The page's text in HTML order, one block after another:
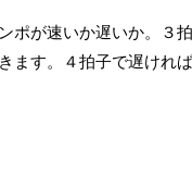
ポが速いか遅いか。３
ます。４拍子で遅けれ